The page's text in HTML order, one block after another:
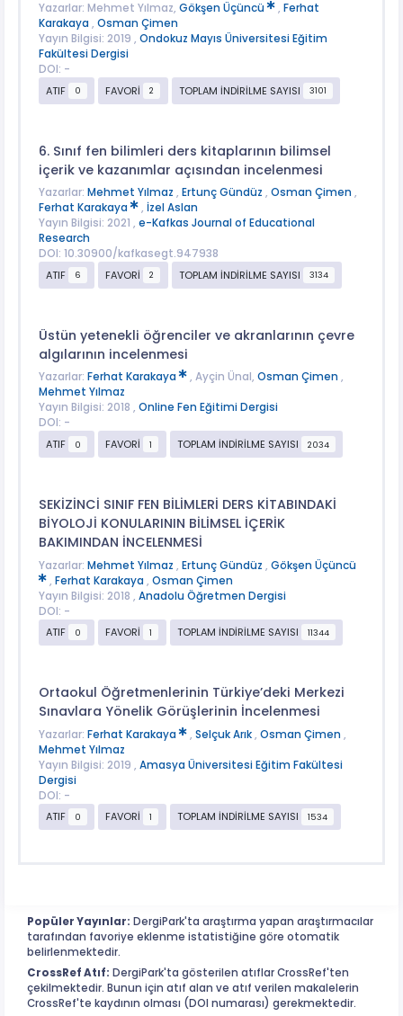
Yazarlar: Mehmet Yılmaz, Gökşen Üçüncü , Ferhat
Karakaya , Osman Çimen
Yayın Bilgisi: 2019 , Ondokuz Mayıs Üniversitesi Eğitim
Fakültesi Dergisi
DOI: -
ATIF
0 FAVORİ 2 TOPLAM İNDİRİLME SAYISI 3101
6. Sınıf fen bilimleri ders kitaplarının bilimsel
içerik ve kazanımlar açısından incelenmesi
Yazarlar: Mehmet Yılmaz , Ertunç Gündüz , Osman Çimen ,
Ferhat Karakaya
, İzel Aslan
Yayın Bilgisi: 2021 , e-Kafkas Journal of Educational
Research
DOI: 10.30900/kafkasegt.947938
ATIF
6 FAVORİ 2 TOPLAM İNDİRİLME SAYISI 3134
Üstün yetenekli öğrenciler ve akranlarının çevre
algılarının incelenmesi
Yazarlar: Ferhat Karakaya , Ayçin Ünal, Osman Çimen ,
Mehmet Yılmaz
Yayın Bilgisi: 2018 , Online Fen Eğitimi Dergisi
DOI: -
ATIF
0 FAVORİ 1 TOPLAM İNDİRİLME SAYISI 2034
SEKİZİNCİ SINIF FEN BİLİMLERİ DERS KİTABINDAKİ
BİYOLOJİ KONULARININ BİLİMSEL İÇERİK
BAKIMINDAN İNCELENMESİ
Yazarlar: Mehmet Yılmaz , Ertunç Gündüz , Gökşen Üçüncü
, Ferhat Karakaya , Osman Çimen
Yayın Bilgisi: 2018 , Anadolu Öğretmen Dergisi
DOI: -
ATIF
0 FAVORİ 1 TOPLAM İNDİRİLME SAYISI 11344
Ortaokul Öğretmenlerinin Türkiye’deki Merkezi
Sınavlara Yönelik Görüşlerinin İncelenmesi
Yazarlar: Ferhat Karakaya , Selçuk Arık, Osman Çimen ,
Mehmet Yılmaz
Yayın Bilgisi: 2019 , Amasya Üniversitesi Eğitim Fakültesi
Dergisi
DOI: -
ATIF
0 FAVORİ 1 TOPLAM İNDİRİLME SAYISI 1534
Popüler Yayınlar: DergiPark'ta araştırma yapan araştırmacılar
tarafından favoriye eklenme istatistiğine göre otomatik
belirlenmektedir.
CrossRef Atıf: DergiPark'ta gösterilen atıflar CrossRef'ten
çekilmektedir. Bunun için atıf alan ve atıf verilen makalelerin
CrossRef'te kaydının olması (DOI numarası) gerekmektedir.